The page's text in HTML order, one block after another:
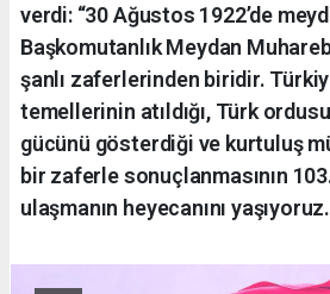
verdi: “30 Ağustos 1922’de
Başkomutanlık Meydan
şanlı zaferlerinden biridir.
temellerinin atıldığı, Türk
gücünü gösterdiği ve kurtuluş
bir zaferle sonuçlanmasının
ulaşmanın heyecanını yaşıyoruz.